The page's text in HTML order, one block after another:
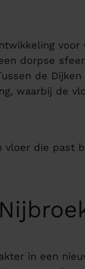
voor
dorpse
de
waarbij de
vloer die past
in een